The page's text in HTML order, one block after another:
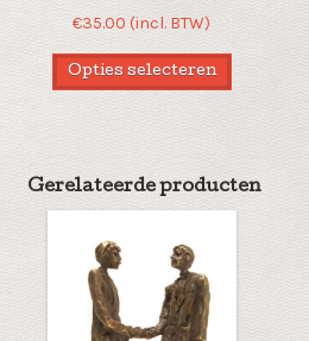
€35.00 (incl. BTW)
Opties selecteren
Gerelateerde producten